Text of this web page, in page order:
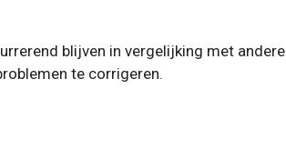
blijven in vergelijking met andere
te corrigeren.